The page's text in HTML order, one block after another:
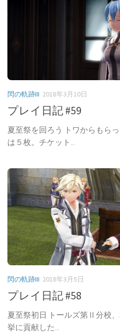
閃の軌跡III 2018年3月10日
プレイ日記 #59
夏至祭を回ろう トワからもら
は５枚。チケット...
閃の軌跡III 2018年3月5日
プレイ日記 #58
夏至祭初日 トールズ第Ⅱ分校
挙に貢献した...